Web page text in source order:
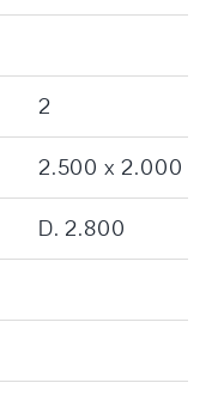
2
2.500 x 2.000
D. 2.800